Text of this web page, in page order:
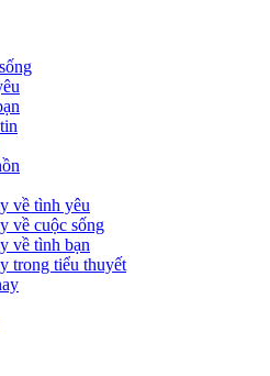
về tình yêu
về cuộc sống
về tình bạn
trong tiểu thuyết